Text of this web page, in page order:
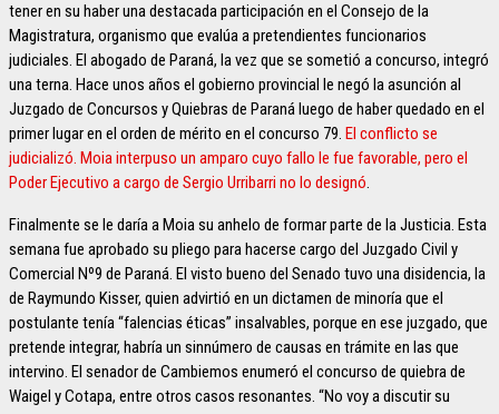
tener en su haber una destacada participación en el Consejo de la
Magistratura, organismo que evalúa a pretendientes funcionarios
judiciales. El abogado de Paraná, la vez que se sometió a concurso, integró
una terna. Hace unos años el gobierno provincial le negó la asunción al
Juzgado de Concursos y Quiebras de Paraná luego de haber quedado en el
primer lugar en el orden de mérito en el concurso 79. El conflicto se
judicializó. Moia interpuso un amparo cuyo fallo le fue favorable, pero el
Poder Ejecutivo a cargo de Sergio Urribarri no lo designó.
Finalmente se le daría a Moia su anhelo de formar parte de la Justicia. Esta
semana fue aprobado su pliego para hacerse cargo del Juzgado Civil y
Comercial Nº9 de Paraná. El visto bueno del Senado tuvo una disidencia, la
de Raymundo Kisser, quien advirtió en un dictamen de minoría que el
postulante tenía “falencias éticas” insalvables, porque en ese juzgado, que
pretende integrar, habría un sinnúmero de causas en trámite en las que
intervino. El senador de Cambiemos enumeró el concurso de quiebra de
Waigel y Cotapa, entre otros casos resonantes. “No voy a discutir su